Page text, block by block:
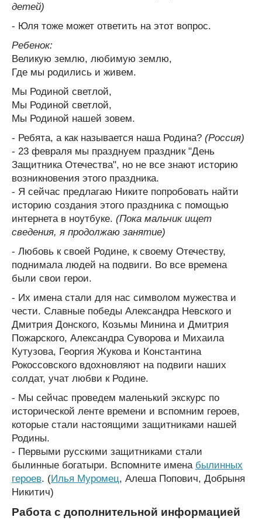
детей)
- Юля тоже может ответить на этот вопрос.
Ребенок:
Великую землю, любимую землю,
Где мы родились и живем.
Мы Родиной светлой,
Мы Родиной светлой,
Мы Родиной нашей зовем.
- Ребята, а как называется наша Родина? (Россия)
- 23 февраля мы празднуем праздник "День
Защитника Отечества", но не все знают историю
возникновения этого праздника.
- Я сейчас предлагаю Никите попробовать найти
историю создания этого праздника с помощью
интернета в ноутбуке. (Пока мальчик ищет
сведения, я продолжаю занятие)
- Любовь к своей Родине, к своему Отечеству,
поднимала людей на подвиги. Во все времена
были свои герои.
- Их имена стали для нас символом мужества и
чести. Славные победы Александра Невского и
Дмитрия Донского, Козьмы Минина и Дмитрия
Пожарского, Александра Суворова и Михаила
Кутузова, Георгия Жукова и Константина
Рокоссовского вдохновляют на подвиги наших
солдат, учат любви к Родине.
- Мы сейчас проведем маленький экскурс по
исторической ленте времени и вспомним героев,
которые стали настоящими защитниками нашей
Родины.
- Первыми русскими защитниками стали
былинные богатыри. Вспомните имена былинных
героев. (Илья Муромец, Алеша Попович, Добрыня
Никитич)
Работа с дополнительной информацией